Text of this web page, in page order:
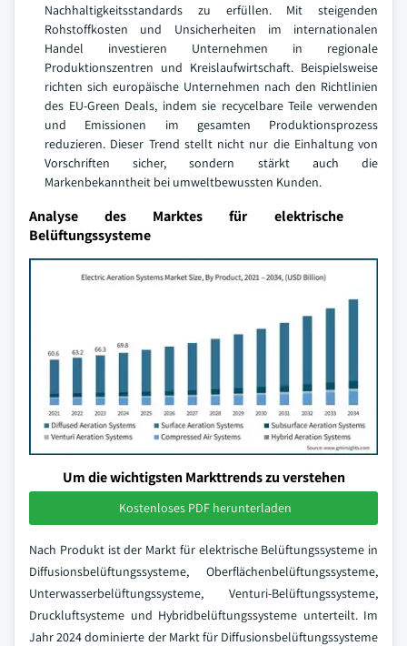
Nachhaltigkeitsstandards zu erfüllen. Mit steigenden
Rohstoffkosten und Unsicherheiten im internationalen
Handel investieren Unternehmen in regionale
Produktionszentren und Kreislaufwirtschaft. Beispielsweise
richten sich europäische Unternehmen nach den Richtlinien
des EU-Green Deals, indem sie recycelbare Teile verwenden
und Emissionen im gesamten Produktionsprozess
reduzieren. Dieser Trend stellt nicht nur die Einhaltung von
Vorschriften sicher, sondern stärkt auch die
Markenbekanntheit bei umweltbewussten Kunden.
Analyse des Marktes für elektrische
Belüftungssysteme
Um die wichtigsten Markttrends zu verstehen
Kostenloses PDF herunterladen
Nach Produkt ist der Markt für elektrische Belüftungssysteme in
Diffusionsbelüftungssysteme, Oberflächenbelüftungssysteme,
Unterwasserbelüftungssysteme, Venturi-Belüftungssysteme,
Druckluftsysteme und Hybridbelüftungssysteme unterteilt. Im
Jahr 2024 dominierte der Markt für Diffusionsbelüftungssysteme